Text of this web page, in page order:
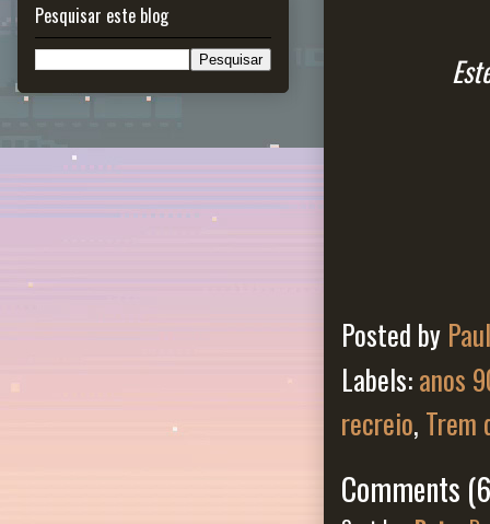
Posted by
Labels:anos
recreio, Trem
Comments (6
Pesquisar este blog